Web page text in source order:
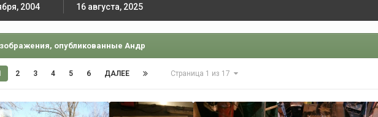
2004 16 августа, 2025
опубликованные Андр
2 3 4 5 6 ДАЛЕЕ Страница 1 из 17